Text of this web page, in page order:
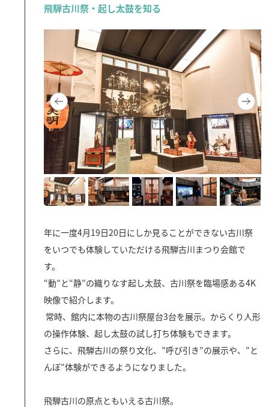
交通機関・道路情報
当サイトについて
協会について
パンフレット
写真ダウンロード
関連リンク
お問い合わせ
飛騨古川祭・起し太鼓を知る
年に一度4月19日20日にしか見ることができない古川祭
をいつでも体験していただける飛騨古川まつり会館で
す。
“動”と“静”の織りなす起し太鼓、古川祭を臨場感ある4K
映像で紹介します。
常時、館内に本物の古川祭屋台3台を展示。からくり人形
の操作体験、起し太鼓の試し打ち体験もできます。
さらに、飛騨古川の祭り文化、”呼び引き”の展示や、”と
んぼ”体験ができるようになりました。
飛騨古川の原点ともいえる古川祭。